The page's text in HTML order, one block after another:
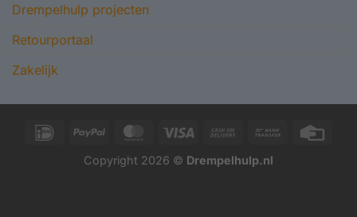
Drempelhulp projecten
Retourportaal
Zakelijk
IDeal PayPal MasterCard
Visa
Cash
Delivery
Bank
Copyright 2026 © Drempelhulp.nl